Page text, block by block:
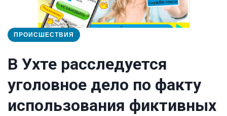
ПРОИСШЕСТВИЯ
В Ухте расследуется
уголовное дело по факту
использования фиктивных